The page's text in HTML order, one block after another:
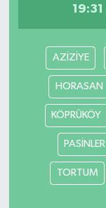
19:31
AZİZİYE
HORASAN
KÖPRÜKÖY
PASİNLER
TORTUM